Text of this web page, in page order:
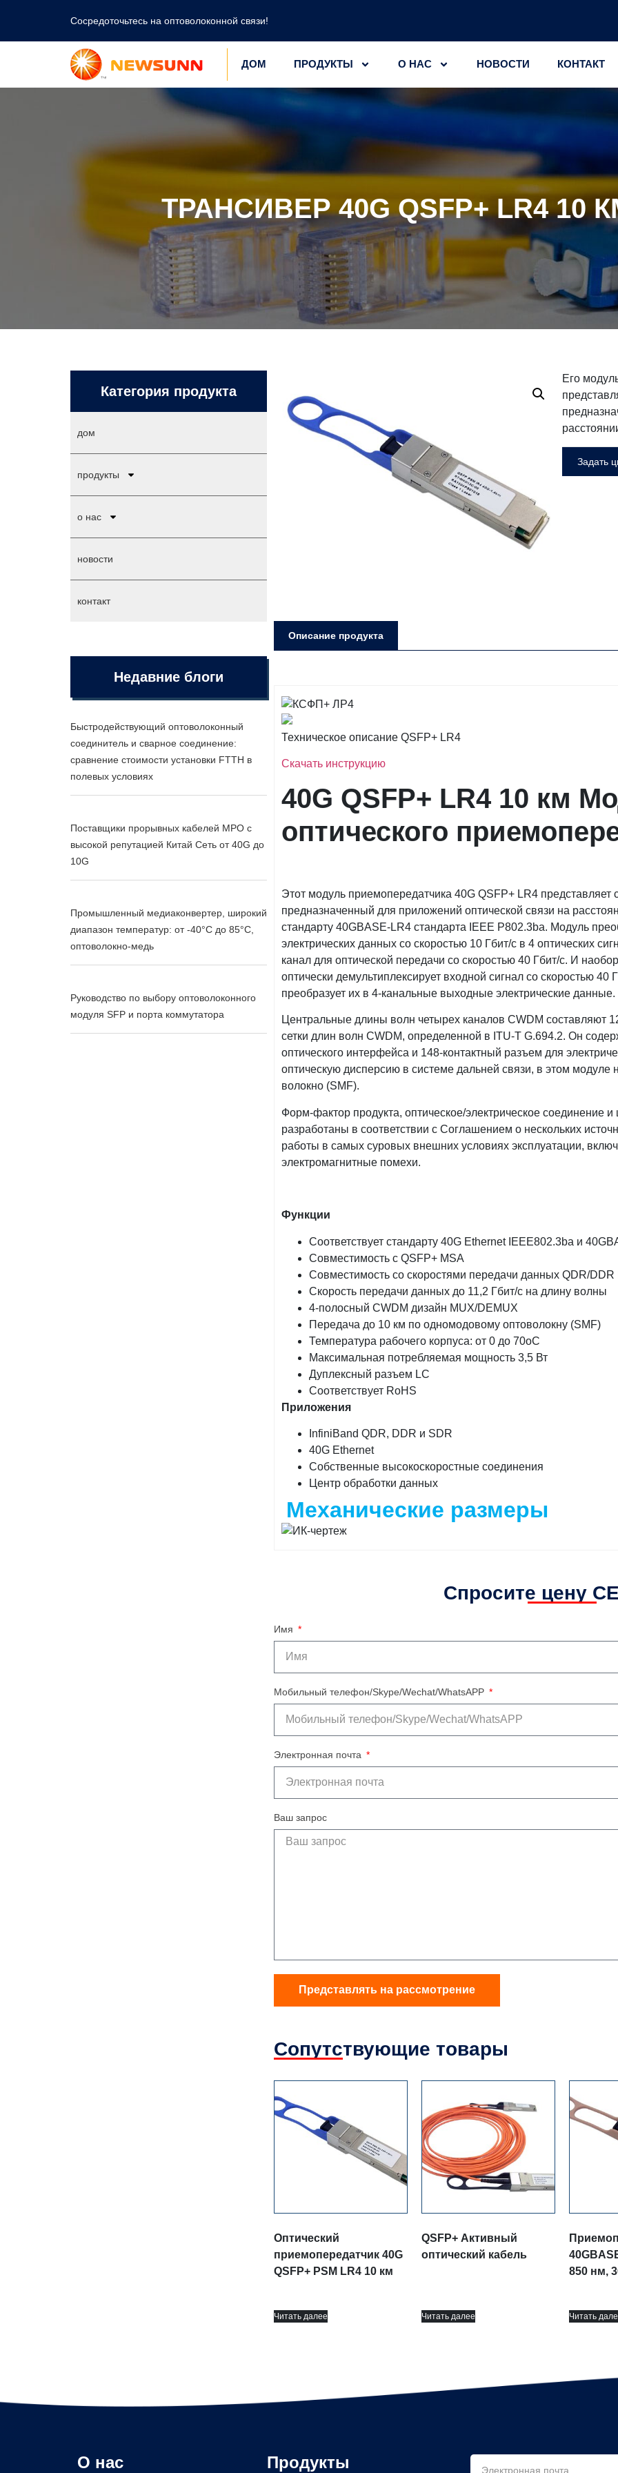
Сосредоточьтесь на оптоволоконной связи!
ДОМ ПРОДУКТЫ О НАС НОВОСТИ КОНТАКТ
ТРАНСИВЕР 40G QSFP+ LR4 10
Категория продукта
дом
продукты
о нас
новости
контакт
Недавние блоги
Быстродействующий оптоволоконный
соединитель и сварное соединение:
сравнение стоимости установки FTTH в
полевых условиях
Поставщики прорывных кабелей MPO с
высокой репутацией Китай Сеть от 40G до
10G
Промышленный медиаконвертер, широкий
диапазон температур: от -40°C до 85°C,
оптоволокно-медь
Руководство по выбору оптоволоконного
модуля SFP и порта коммутатора
Его
Задать
Описание продукта
Техническое описание QSFP+ LR4
Скачать инструкцию
40G QSFP+ LR4 10 км
оптического
Этот модуль приемопередатчика 40G QSFP+ LR4 представляет
предназначенный для приложений оптической связи на
стандарту 40GBASE-LR4 стандарта IEEE P802.3ba. Модуль
электрических данных со скоростью 10 Гбит/с в 4 оптических
канал для оптической передачи со скоростью 40 Гбит/с. И
оптически демультиплексирует входной сигнал со скоростью
преобразует их в 4-канальные выходные электрические данные.
Центральные длины волн четырех каналов CWDM составляют
сетки длин волн CWDM, определенной в ITU-T G.694.2. Он
оптического интерфейса и 148-контактный разъем для
оптическую дисперсию в системе дальней связи, в этом
волокно (SMF).
Форм-фактор продукта, оптическое/электрическое соединение
разработаны в соответствии с Соглашением о нескольких
работы в самых суровых внешних условиях эксплуатации,
электромагнитные помехи.
Функции
Соответствует стандарту 40G Ethernet IEEE802.3ba и
Совместимость с QSFP+ MSA
Совместимость со скоростями передачи данных QDR/DDR
Скорость передачи данных до 11,2 Гбит/с на длину волны
4-полосный CWDM дизайн MUX/DEMUX
Передача до 10 км по одномодовому оптоволокну (SMF)
Температура рабочего корпуса: от 0 до 70oC
Максимальная потребляемая мощность 3,5 Вт
Дуплексный разъем LC
Соответствует RoHS
Приложения
InfiniBand QDR, DDR и SDR
40G Ethernet
Собственные высокоскоростные соединения
Центр обработки данных
Механические размеры
Спросите цену
Имя
Мобильный телефон/Skype/Wechat/WhatsAPP
Электронная почта
Ваш запрос
Представлять на рассмотрение
Сопутствующие товары
Оптический
приемопередатчик 40G
QSFP+ PSM LR4 10 км
Читать далее
QSFP+ Активный
оптический кабель
Читать далее
850 нм,
Читать
О нас Продукты